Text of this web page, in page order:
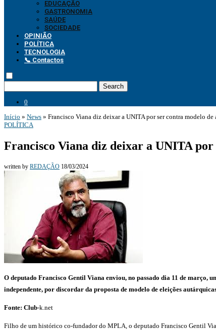
EDUCAÇÃO
GASTRONOMIA
SAÚDE
SOCIEDADE
OPINIÃO
POLÍTICA
TECNOLOGIA
📞 Contactos
Search
0
Início » News » Francisco Viana diz deixar a UNITA por ser contra modelo de
POLÍTICA
Francisco Viana diz deixar a UNITA
written by REDAÇÃO 18/03/2024
O deputado Francisco Gentil Viana enviou, no passado dia 11 de março,
independente, por discordar da proposta de modelo de eleições
Fonte: Club-k.net
Filho de um histórico co-fundador do MPLA, o deputado Francisco Gentil